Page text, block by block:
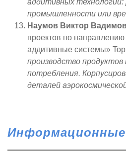
промышленности или
Наумов Виктор
проектов по
аддитивные системы»
производство продуктов
потребления.
деталей